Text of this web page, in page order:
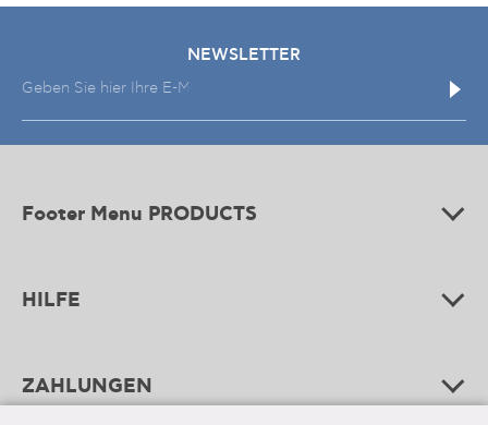
NEWSLETTER
Footer Menu PRODUCTS
HILFE
ZAHLUNGEN